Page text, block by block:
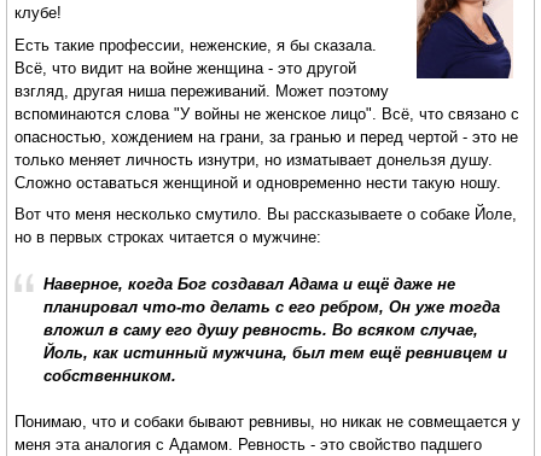
клубе!
Есть такие профессии, неженские, я бы сказала.
Всё, что видит на войне женщина - это другой
взгляд, другая ниша переживаний. Может поэтому
вспоминаются слова "У войны не женское лицо". Всё, что связано с
опасностью, хождением на грани, за гранью и перед чертой - это не
только меняет личность изнутри, но изматывает донельзя душу.
Сложно оставаться женщиной и одновременно нести такую ношу.
Вот что меня несколько смутило. Вы рассказываете о собаке Йоле,
но в первых строках читается о мужчине:
Наверное, когда Бог создавал Адама и ещё даже не
планировал что-то делать с его ребром, Он уже тогда
вложил в саму его душу ревность. Во всяком случае,
Йоль, как истинный мужчина, был тем ещё ревнивцем и
собственником.
Понимаю, что и собаки бывают ревнивы, но никак не совмещается у
меня эта аналогия с Адамом. Ревность - это свойство падшего